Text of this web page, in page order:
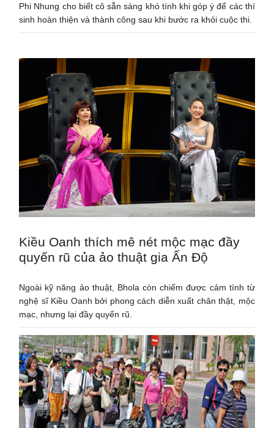
Phi Nhung cho biết cô sẵn sàng khó tính khi góp ý để các thí
sinh hoàn thiện và thành công sau khi bước ra khỏi cuộc thi.
Kiều Oanh thích mê nét mộc mạc đầy
quyến rũ của ảo thuật gia Ấn Độ
Ngoài kỹ năng ảo thuật, Bhola còn chiếm được cảm tình từ
nghệ sĩ Kiều Oanh bởi phong cách diễn xuất chân thật, mộc
mạc, nhưng lại đầy quyến rũ.